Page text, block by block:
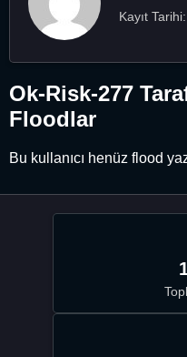
Kayıt
Ok-Risk-277
Floodlar
Bu kullanıcı henüz flood